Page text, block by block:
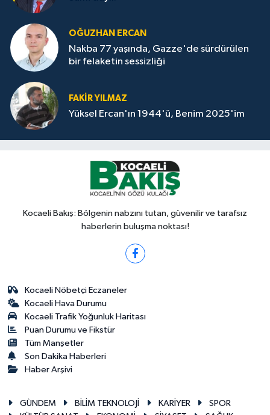
OĞUZHAN ERCAN
Nakba 77 yaşında, Gazze'de sürdürülen
bir felaketin sessizliği
FAKİR YILMAZ
Yüksel Ercan'ın 1944'ü, Benim 2025'im
Kocaeli Bakış: Bölgenin nabzını tutan, güvenilir ve tarafsız
haberlerin buluşma noktası!
Kocaeli Nöbetçi Eczaneler
Kocaeli Hava Durumu
Kocaeli Trafik Yoğunluk Haritası
Puan Durumu ve Fikstür
Tüm Manşetler
Son Dakika Haberleri
Haber Arşivi
GÜNDEM BİLİM TEKNOLOJİ KARİYER
SPOR